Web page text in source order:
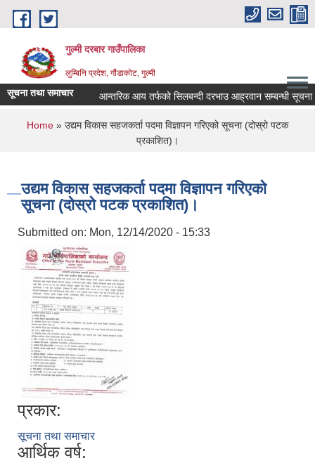
Skip to main content
गुल्मी दरबार गाउँपालिका
लुम्बिनि प्रदेश, गौंडाकोट, गुल्मी
सूचना तथा समाचार आन्तरिक आय तर्फको सिलबन्दी दरभाउ आह्रवान सम्बन्धी सूचना ।
You are here
Home » उद्यम विकास सहजकर्ता पदमा विज्ञापन गरिएको सूचना (दोस्रो पटक
प्रकाशित)।
उद्यम विकास सहजकर्ता पदमा विज्ञापन गरिएको
सूचना (दोस्रो पटक प्रकाशित)।
Submitted on: Mon, 12/14/2020 - 15:33
प्रकार:
सूचना तथा समाचार
आर्थिक वर्ष: